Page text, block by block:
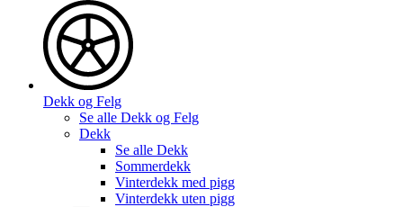
Dekk og Felg
Se alle Dekk og Felg
Dekk
Se alle Dekk
Sommerdekk
Vinterdekk med pigg
Vinterdekk uten pigg